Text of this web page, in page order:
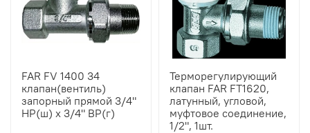
FAR FV 1400 34
клапан(вентиль)
запорный прямой 3/4"
НР(ш) х 3/4" ВР(г)
Терморегулирующий
клапан FAR FT1620,
латунный, угловой,
муфтовое соединение,
1/2", 1шт.